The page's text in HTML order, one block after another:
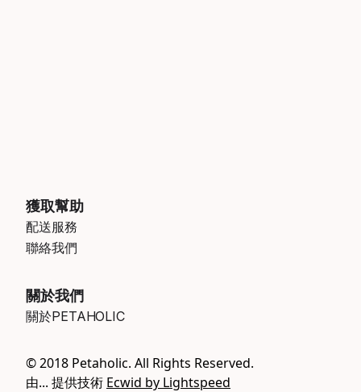
獲取幫助
配送服務
聯絡我們
關於我們
關於PETAHOLIC
© 2018 Petaholic. All Rights Reserved.
由... 提供技術 Ecwid by Lightspeed